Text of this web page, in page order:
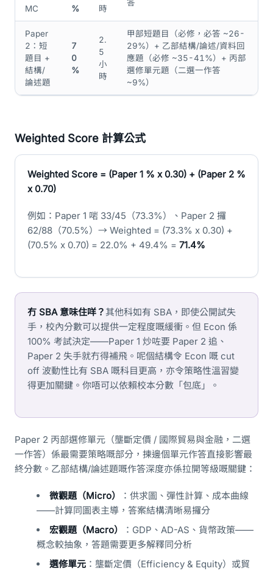
MC
%
時
答
Paper
2：短
題目 +
結構/
論述題
7
0
%
2.
5
小
時
甲部短題目（必修，必答 ~26-
29%）+ 乙部結構/論述/資料回
應題（必修 ~35-41%）+ 丙部
選修單元題（二選一作答
~9%）
Weighted Score 計算公式
Weighted Score = (Paper 1 % x 0.30) + (Paper 2 %
x 0.70)
例如：Paper 1 啱 33/45（73.3%）、Paper 2 攞
62/88（70.5%）→ Weighted = (73.3% x 0.30) +
(70.5% x 0.70) = 22.0% + 49.4% = 71.4%
冇 SBA 意味住咩？其他科如有 SBA，即使公開試失
手，校內分數可以提供一定程度嘅緩衝。但 Econ 係
100% 考試決定——Paper 1 炒咗要 Paper 2 追、
Paper 2 失手就冇得補飛。呢個結構令 Econ 嘅 cut
off 波動性比有 SBA 嘅科目更高，亦令策略性溫習變
得更加關鍵。你唔可以依賴校本分數「包底」。
Paper 2 丙部選修單元（壟斷定價 / 國際貿易與金融，二選
一作答）係最需要策略嘅部分，揀邊個單元作答直接影響最
終分數。乙部結構/論述題嘅作答深度亦係拉開等級嘅關鍵：
微觀題（Micro）
：供求圖、彈性計算、成本曲線
——計算同圖表主導，答案結構清晰易攞分
宏觀題（Macro）
：GDP、AD-AS、貨幣政策——
概念較抽象，答題需要更多解釋同分析
選修單元 ：壟斷定價（Efficiency & Equity）或貿